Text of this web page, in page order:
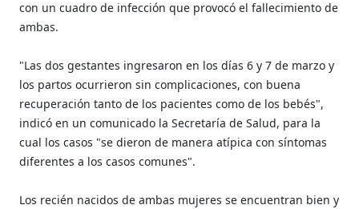
con un cuadro de infección que provocó el fallecimiento de
ambas.
"Las dos gestantes ingresaron en los días 6 y 7 de marzo y
los partos ocurrieron sin complicaciones, con buena
recuperación tanto de los pacientes como de los bebés",
indicó en un comunicado la Secretaría de Salud, para la
cual los casos "se dieron de manera atípica con síntomas
diferentes a los casos comunes".
Los recién nacidos de ambas mujeres se encuentran bien y